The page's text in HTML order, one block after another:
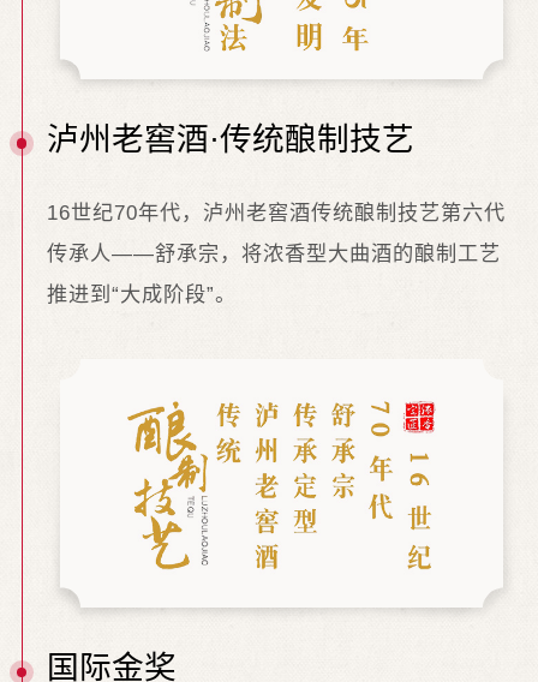
泸州老窖酒·传统酿制技艺
16世纪70年代，泸州老窖酒传统酿制技艺第六代
传承人——舒承宗，将浓香型大曲酒的酿制工艺
推进到“大成阶段”。
国际金奖